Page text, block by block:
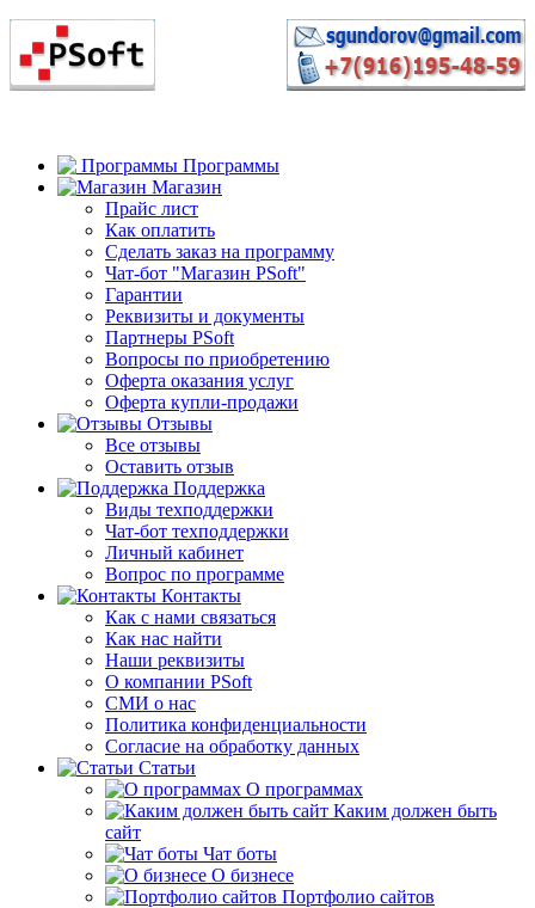
Программы
Магазин
Прайс лист
Как оплатить
Сделать заказ на программу
Чат-бот "Магазин PSoft"
Гарантии
Реквизиты и документы
Партнеры PSoft
Вопросы по приобретению
Оферта оказания услуг
Оферта купли-продажи
Отзывы
Все отзывы
Оставить отзыв
Поддержка
Виды техподдержки
Чат-бот техподдержки
Личный кабинет
Вопрос по программе
Контакты
Как с нами связаться
Как нас найти
Наши реквизиты
О компании PSoft
СМИ о нас
Политика конфиденциальности
Согласие на обработку данных
Статьи
О программах
Каким должен быть
сайт
Чат боты
О бизнесе
Портфолио сайтов